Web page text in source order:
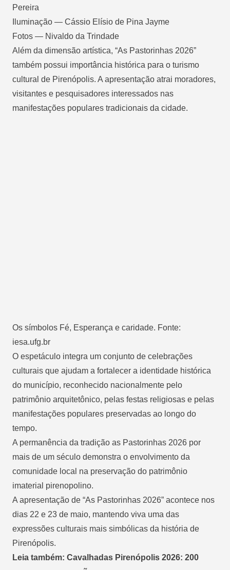
Pereira
Iluminação — Cássio Elísio de Pina Jayme
Fotos — Nivaldo da Trindade
Além da dimensão artística, “As Pastorinhas 2026”
também possui importância histórica para o turismo
cultural de Pirenópolis. A apresentação atrai moradores,
visitantes e pesquisadores interessados nas
manifestações populares tradicionais da cidade.
Os símbolos Fé, Esperança e caridade. Fonte:
iesa.ufg.br
O espetáculo integra um conjunto de celebrações
culturais que ajudam a fortalecer a identidade histórica
do município, reconhecido nacionalmente pelo
patrimônio arquitetônico, pelas festas religiosas e pelas
manifestações populares preservadas ao longo do
tempo.
A permanência da tradição as Pastorinhas 2026 por
mais de um século demonstra o envolvimento da
comunidade local na preservação do patrimônio
imaterial pirenopolino.
A apresentação de “As Pastorinhas 2026” acontece nos
dias 22 e 23 de maio, mantendo viva uma das
expressões culturais mais simbólicas da história de
Pirenópolis.
Leia também: Cavalhadas Pirenópolis 2026: 200